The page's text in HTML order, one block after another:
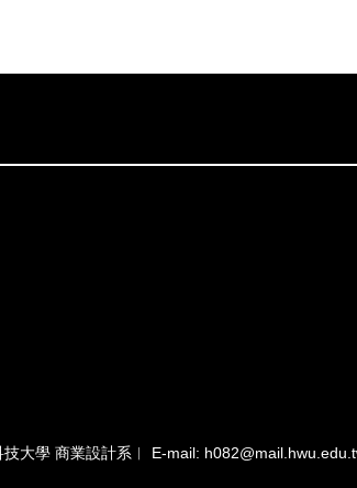
技大學 商業設計系︱ E-mail: